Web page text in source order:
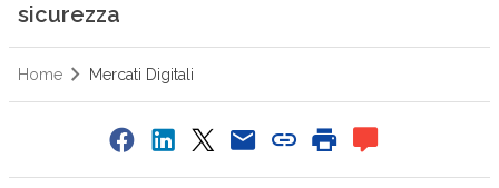
sicurezza
Home Mercati Digitali